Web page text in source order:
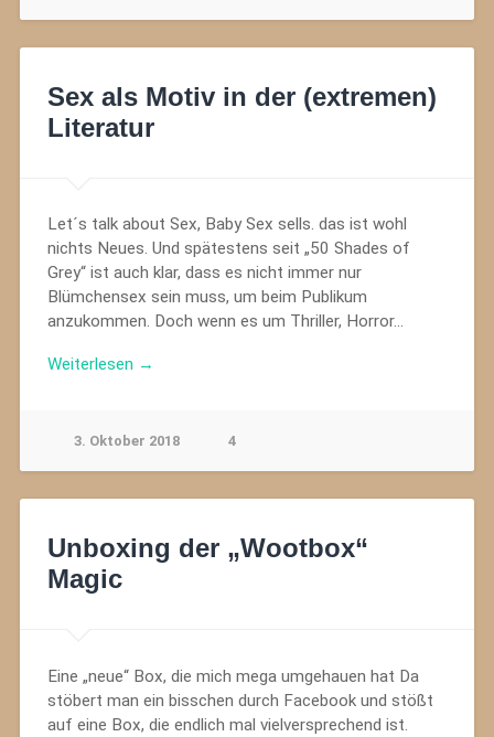
Sex als Motiv in der (extremen)
Literatur
Let´s talk about Sex, Baby Sex sells. das ist wohl
nichts Neues. Und spätestens seit „50 Shades of
Grey“ ist auch klar, dass es nicht immer nur
Blümchensex sein muss, um beim Publikum
anzukommen. Doch wenn es um Thriller, Horror…
Weiterlesen →
3. Oktober 2018 4
Unboxing der „Wootbox“
Magic
Eine „neue“ Box, die mich mega umgehauen hat Da
stöbert man ein bisschen durch Facebook und stößt
auf eine Box, die endlich mal vielversprechend ist.